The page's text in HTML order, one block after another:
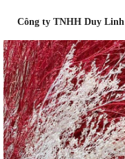
Công ty TNHH Duy Linh